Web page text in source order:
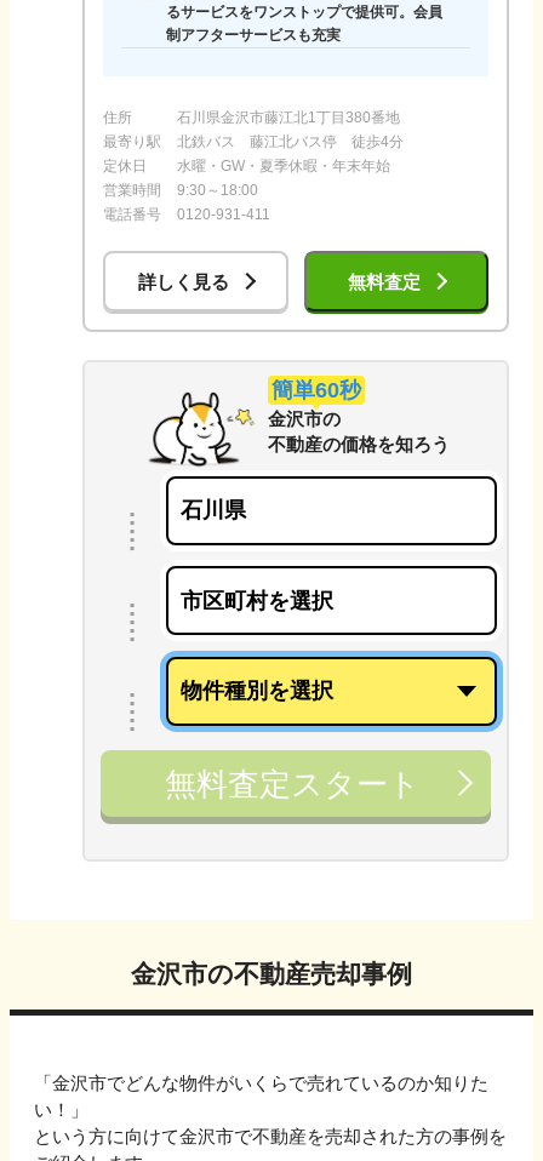
るサービスをワンストップで提供可。会員
制アフターサービスも充実
住所
石川県金沢市藤江北1丁目380番地
最寄り駅
北鉄バス 藤江北バス停 徒歩4分
定休日
水曜・GW・夏季休暇・年末年始
営業時間
9:30～18:00
電話番号
0120-931-411
詳しく見る 無料査定
簡単60秒
金沢市の
不動産の価格を知ろう
無料査定スタート
金沢市の不動産売却事例
「金沢市でどんな物件がいくらで売れているのか知りた
い！」
という方に向けて金沢市で不動産を売却された方の事例を